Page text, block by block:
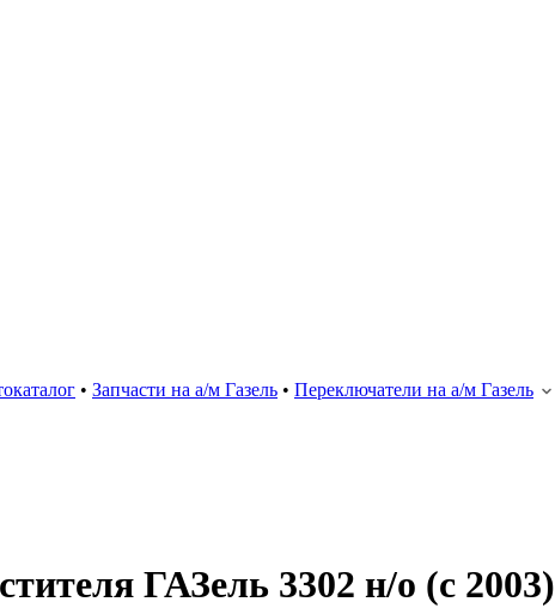
• Запчасти на а/м Газель • Переключатели на а/м Газель
ГАЗель 3302 н/о (с 2003)